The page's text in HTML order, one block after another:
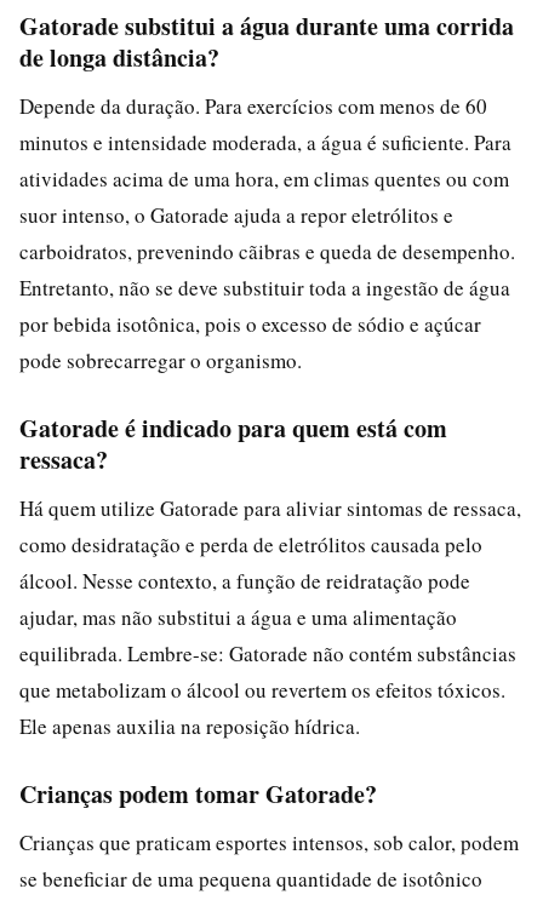
Gatorade substitui a água durante uma corrida
de longa distância?
Depende da duração. Para exercícios com menos de 60
minutos e intensidade moderada, a água é suficiente. Para
atividades acima de uma hora, em climas quentes ou com
suor intenso, o Gatorade ajuda a repor eletrólitos e
carboidratos, prevenindo cãibras e queda de desempenho.
Entretanto, não se deve substituir toda a ingestão de água
por bebida isotônica, pois o excesso de sódio e açúcar
pode sobrecarregar o organismo.
Gatorade é indicado para quem está com
ressaca?
Há quem utilize Gatorade para aliviar sintomas de ressaca,
como desidratação e perda de eletrólitos causada pelo
álcool. Nesse contexto, a função de reidratação pode
ajudar, mas não substitui a água e uma alimentação
equilibrada. Lembre-se: Gatorade não contém substâncias
que metabolizam o álcool ou revertem os efeitos tóxicos.
Ele apenas auxilia na reposição hídrica.
Crianças podem tomar Gatorade?
Crianças que praticam esportes intensos, sob calor, podem
se beneficiar de uma pequena quantidade de isotônico